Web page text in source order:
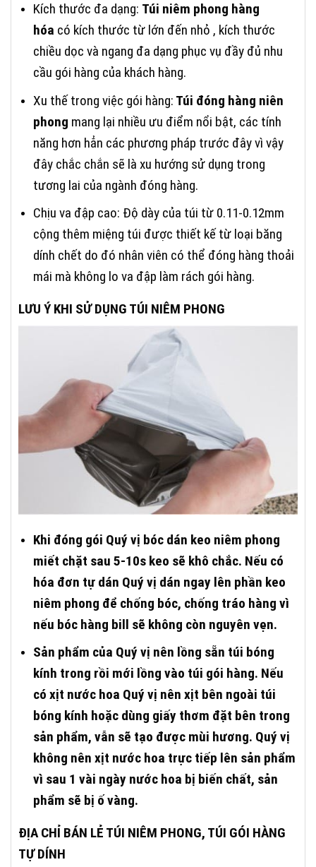
Kích thước đa dạng: Túi niêm phong hàng
hóa có kích thước từ lớn đến nhỏ , kích thước
chiều dọc và ngang đa dạng phục vụ đầy đủ nhu
cầu gói hàng của khách hàng.
Xu thế trong việc gói hàng: Túi đóng hàng niên
phong mang lại nhiều ưu điểm nổi bật, các tính
năng hơn hẳn các phương pháp trước đây vì vậy
đây chắc chắn sẽ là xu hướng sử dụng trong
tương lai của ngành đóng hàng.
Chịu va đập cao: Độ dày của túi từ 0.11-0.12mm
cộng thêm miệng túi được thiết kế từ loại băng
dính chết do đó nhân viên có thể đóng hàng thoải
mái mà không lo va đập làm rách gói hàng.
LƯU Ý KHI SỬ DỤNG TÚI NIÊM PHONG
Khi đóng gói Quý vị bóc dán keo niêm phong
miết chặt sau 5-10s keo sẽ khô chắc. Nếu có
hóa đơn tự dán Quý vị dán ngay lên phần keo
niêm phong để chống bóc, chống tráo hàng vì
nếu bóc hàng bill sẽ không còn nguyên vẹn.
Sản phẩm của Quý vị nên lồng sẵn túi bóng
kính trong rồi mới lồng vào túi gói hàng. Nếu
có xịt nước hoa Quý vị nên xịt bên ngoài túi
bóng kính hoặc dùng giấy thơm đặt bên trong
sản phẩm, vẫn sẽ tạo được mùi hương. Quý vị
không nên xịt nước hoa trực tiếp lên sản phẩm
vì sau 1 vài ngày nước hoa bị biến chất, sản
phẩm sẽ bị ố vàng.
ĐỊA CHỈ BÁN LẺ TÚI NIÊM PHONG, TÚI GÓI HÀNG
TỰ DÍNH